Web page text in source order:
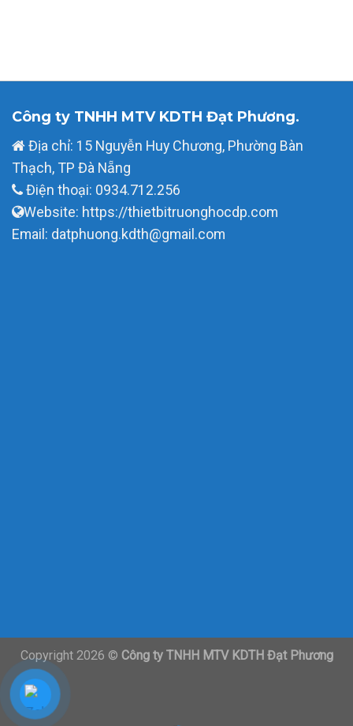
Công ty TNHH MTV KDTH Đạt Phương.
Địa chỉ: 15 Nguyễn Huy Chương, Phường Bàn
Thạch, TP Đà Nẵng
Điện thoại: 0934.712.256
Website: https://thietbitruonghocdp.com
Email: datphuong.kdth@gmail.com
Copyright 2026 © Công ty TNHH MTV KDTH Đạt Phương